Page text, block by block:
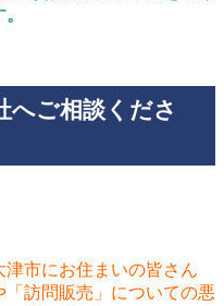
へご相談くださ
市にお住まいの皆さん
訪問販売」についての悪